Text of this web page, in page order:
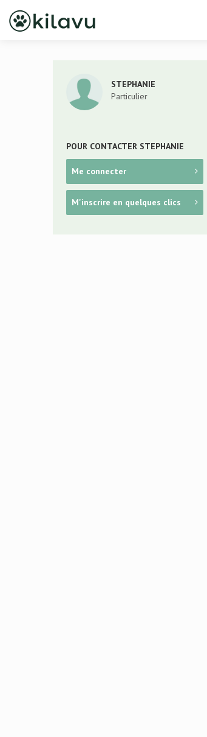
STEPHANIE
Particulier
POUR CONTACTER STEPHANIE
Me connecter
M'inscrire en quelques clics